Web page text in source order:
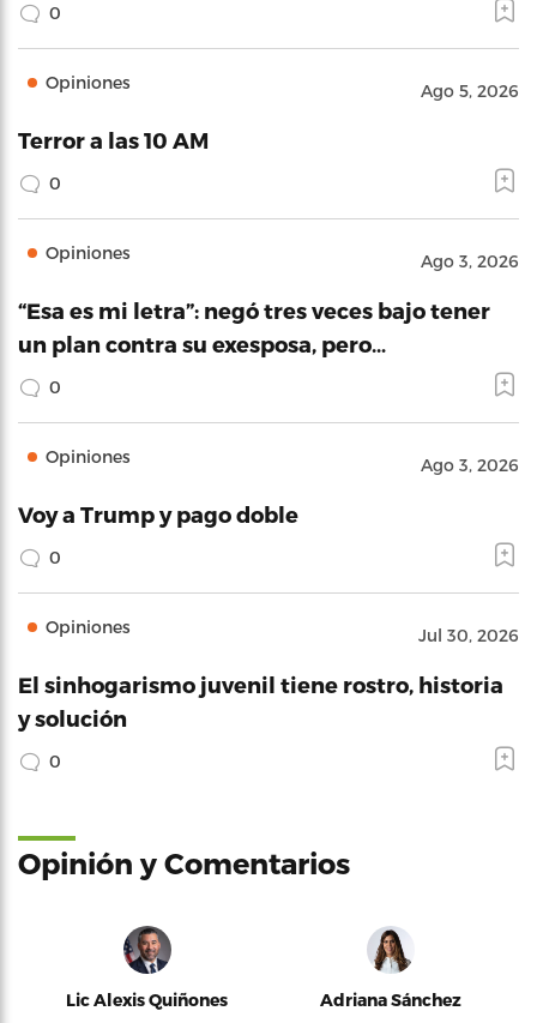
0
Opiniones Ago 5, 2026
Terror a las 10 AM
0
Opiniones Ago 3, 2026
“Esa es mi letra”: negó tres veces bajo tener
un plan contra su exesposa, pero…
0
Opiniones Ago 3, 2026
Voy a Trump y pago doble
0
Opiniones Jul 30, 2026
El sinhogarismo juvenil tiene rostro, historia
y solución
0
Opinión y Comentarios
Lic Alexis Quiñones Adriana Sánchez